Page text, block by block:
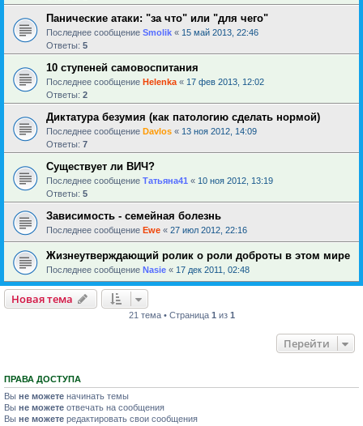
Панические атаки: "за что" или "для чего"
Последнее сообщение Smolik « 15 май 2013, 22:46
Ответы: 5
10 ступеней самовоспитания
Последнее сообщение Helenka « 17 фев 2013, 12:02
Ответы: 2
Диктатура безумия (как патологию сделать нормой)
Последнее сообщение Davlos « 13 ноя 2012, 14:09
Ответы: 7
Существует ли ВИЧ?
Последнее сообщение Татьяна41 « 10 ноя 2012, 13:19
Ответы: 5
Зависимость - семейная болезнь
Последнее сообщение Ewe « 27 июл 2012, 22:16
Жизнеутверждающий ролик о роли доброты в этом мире
Последнее сообщение Nasie « 17 дек 2011, 02:48
Новая тема
21 тема • Страница 1 из 1
Перейти
ПРАВА ДОСТУПА
Вы не можете начинать темы
Вы не можете отвечать на сообщения
Вы не можете редактировать свои сообщения